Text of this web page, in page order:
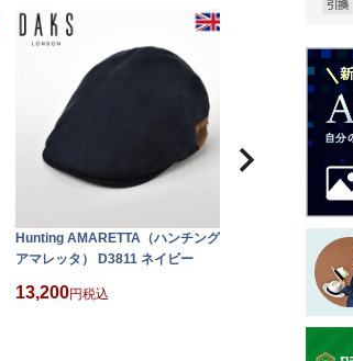
Hunting AMARETTA（ハンチング
アマレッタ） D3811 ネイビー
13,200 税込